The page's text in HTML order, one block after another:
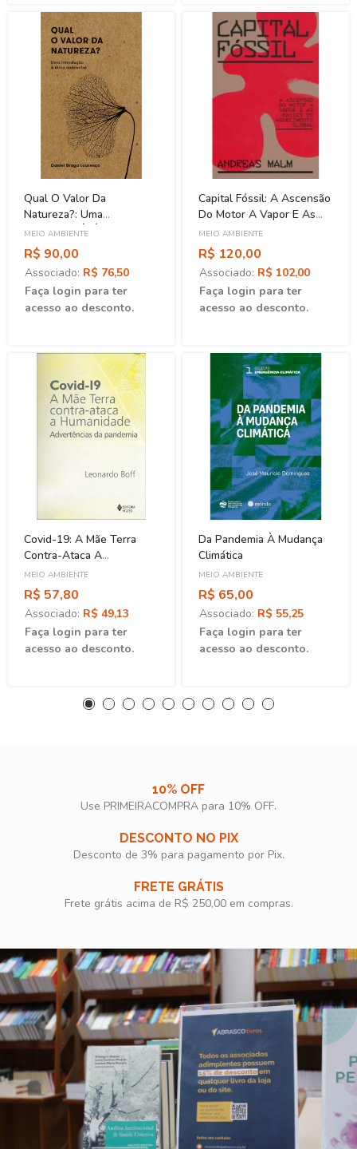
Qual O Valor Da
Natureza?: Uma
Introdução À Ética
Ambiental
MEIO AMBIENTE
R$ 90,00
Associado: R$ 76,50
Faça login para ter
acesso ao desconto.
Covid-19: A Mãe Terra
Contra-Ataca A
Humanidade
MEIO AMBIENTE
R$ 57,80
Associado: R$ 49,13
Faça login para ter
acesso ao desconto.
Capital Fóssil: A Ascensão
Do Motor A Vapor E As
Raízes Do Aquecimento
Global
MEIO AMBIENTE
R$ 120,00
Associado: R$ 102,00
Faça login para ter
acesso ao desconto.
Da Pandemia À Mudança
Climática
MEIO AMBIENTE
R$ 65,00
Associado: R$ 55,25
Faça login para ter
acesso ao desconto.
10% OFF
Use PRIMEIRACOMPRA para 10% OFF.​
DESCONTO NO PIX
Desconto de 3% para pagamento por Pix.
FRETE GRÁTIS
Frete grátis acima de R$ 250,00 em compras.